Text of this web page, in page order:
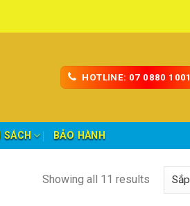
giao hàng toàn quốc.
HOTLINE: 07 0880 1001
SÁCH BẢO HÀNH
Showing all 11 results